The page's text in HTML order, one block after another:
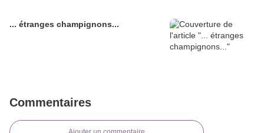
... étranges champignons...
Commentaires